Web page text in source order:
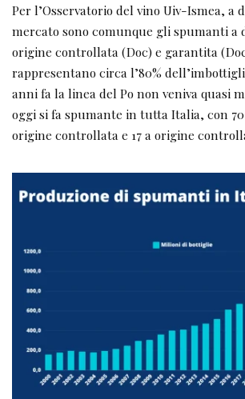
Per l’Osservatorio del vino Uiv-Ismea, a
mercato sono comunque gli spumanti a
origine controllata (Doc) e garantita
rappresentano circa l’80%
anni fa la linea del Po non veniva quasi
oggi si fa spumante in tutta Italia, con
origine controllata e 17 a origine